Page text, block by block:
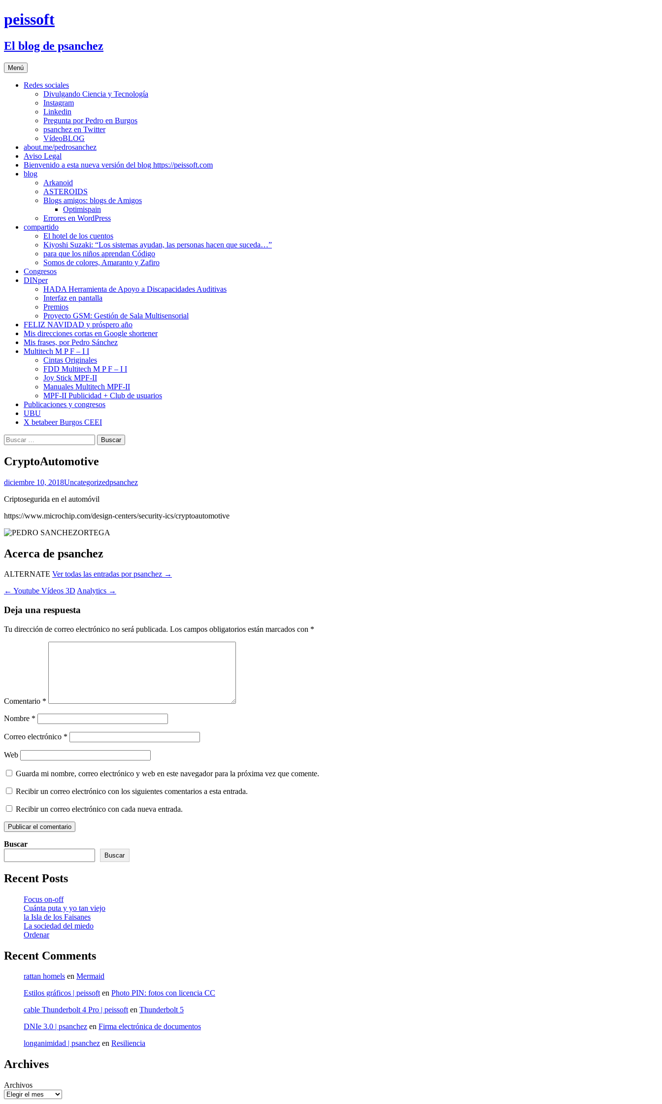
Saltar
al
peissoft
El blog de psanchez
Menú
Redes sociales
Divulgando Ciencia y Tecnología
Instagram
Linkedin
Pregunta por Pedro en Burgos
psanchez en Twitter
VídeoBLOG
about.me/pedrosanchez
Aviso Legal
Bienvenido a esta nueva versión del blog https://peissoft.com
blog
Arkanoid
ASTEROIDS
Blogs amigos: blogs de Amigos
Optimispain
Errores en WordPress
compartido
El hotel de los cuentos
Kiyoshi Suzaki: “Los sistemas ayudan, las personas hacen que suceda…”
para que los niños aprendan Código
Somos de colores, Amaranto y Zafiro
Congresos
DINper
HADA Herramienta de Apoyo a Discapacidades Auditivas
Interfaz en pantalla
Premios
Proyecto GSM: Gestión de Sala Multisensorial
FELIZ NAVIDAD y próspero año
Mis direcciones cortas en Google shortener
Mis frases, por Pedro Sánchez
Multitech M P F – I I
Cintas Originales
FDD Multitech M P F – I I
Joy Stick MPF-II
Manuales Multitech MPF-II
MPF-II Publicidad + Club de usuarios
Publicaciones y congresos
UBU
X betabeer Burgos CEEI
Buscar:
CryptoAutomotive
diciembre 10, 2018Uncategorizedpsanchez
Criptosegurida en el automóvil
https://www.microchip.com/design-centers/security-ics/cryptoautomotive
Acerca de psanchez
ALTERNATE Ver todas las entradas por psanchez →
Navegación
de
entradas
← Youtube Vídeos 3D Analytics →
Deja una respuesta
Tu dirección de correo electrónico no será publicada. Los campos obligatorios están marcados con *
Comentario *
Nombre *
Correo electrónico *
Web
Guarda mi nombre, correo electrónico y web en este navegador para la próxima vez que comente.
Recibir un correo electrónico con los siguientes comentarios a esta entrada.
Recibir un correo electrónico con cada nueva entrada.
Buscar
Buscar
Recent Posts
Focus on-off
Cuánta puta y yo tan viejo
la Isla de los Faisanes
La sociedad del miedo
Ordenar
Recent Comments
rattan homels en Mermaid
Estilos gráficos | peissoften Photo PIN: fotos con licencia CC
cable Thunderbolt 4 Pro | peissoften Thunderbolt 5
DNIe 3.0 | psanchez en Firma electrónica de documentos
longanimidad | psanchez en Resiliencia
Archives
Archivos